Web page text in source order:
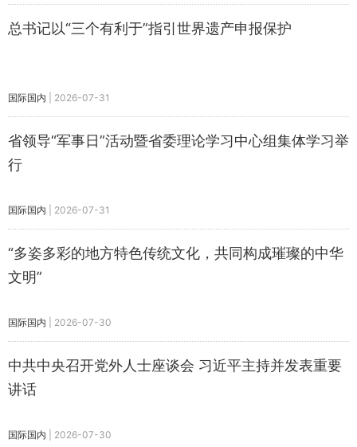
总书记以“三个有利于”指引世界遗产申报保护
国际国内 2026-07-31
省领导“军事日”活动暨省委理论学习中心组集体学习举
行
国际国内 2026-07-31
“多姿多彩的地方特色传统文化，共同构成璀璨的中华
文明”
国际国内 2026-07-30
中共中央召开党外人士座谈会 习近平主持并发表重要
讲话
国际国内 2026-07-30